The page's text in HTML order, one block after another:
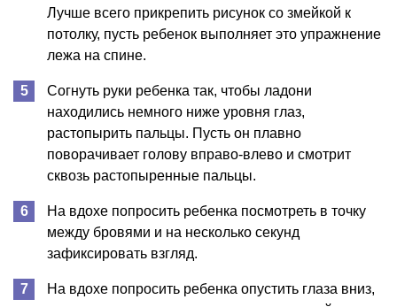
Лучше всего прикрепить рисунок со змейкой к
потолку, пусть ребенок выполняет это упражнение
лежа на спине.
Согнуть руки ребенка так, чтобы ладони
находились немного ниже уровня глаз,
растопырить пальцы. Пусть он плавно
поворачивает голову вправо-влево и смотрит
сквозь растопыренные пальцы.
На вдохе попросить ребенка посмотреть в точку
между бровями и на несколько секунд
зафиксировать взгляд.
На вдохе попросить ребенка опустить глаза вниз,